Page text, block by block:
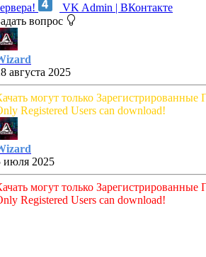
VK Admin | ВКонтакте
вопрос
августа 2025
могут только Зарегистрированные
Registered Users can download!
июля 2025
могут только Зарегистрированные
Registered Users can download!